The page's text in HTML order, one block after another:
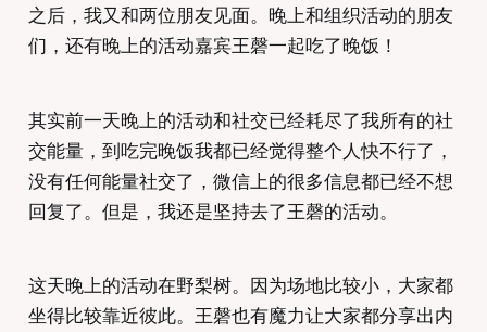
之后，我又和两位朋友见面。晚上和组织活动的朋友
们，还有晚上的活动嘉宾王磬一起吃了晚饭！
其实前一天晚上的活动和社交已经耗尽了我所有的社
交能量，到吃完晚饭我都已经觉得整个人快不行了，
没有任何能量社交了，微信上的很多信息都已经不想
回复了。但是，我还是坚持去了王磬的活动。
这天晚上的活动在野梨树。因为场地比较小，大家都
坐得比较靠近彼此。王磬也有魔力让大家都分享出内